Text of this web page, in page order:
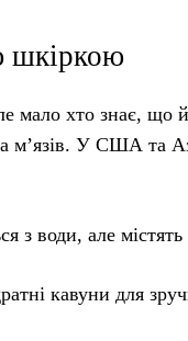
шкіркою
мало хто знає, що
м’язів. У США та
але містять
кавуни для